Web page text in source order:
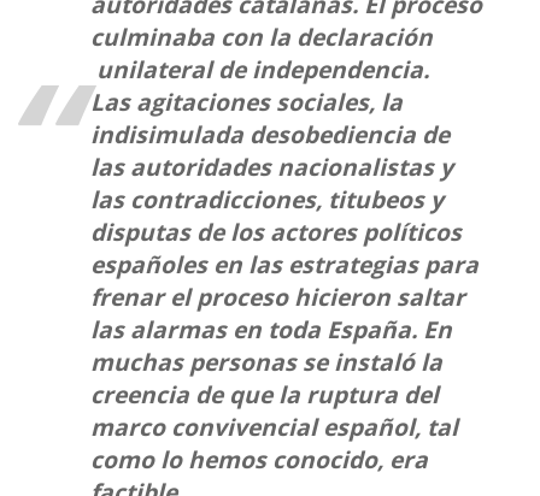
culminaba con la declaración
unilateral de independencia.
Las agitaciones sociales, la
indisimulada desobediencia de
las autoridades nacionalistas y
las contradicciones, titubeos y
disputas de los actores políticos
españoles en las estrategias para
frenar el proceso hicieron saltar
las alarmas en toda España. En
muchas personas se instaló la
creencia de que la ruptura del
marco convivencial español, tal
como lo hemos conocido, era